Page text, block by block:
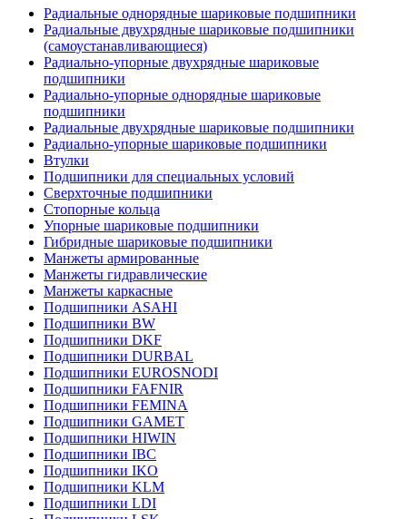
Радиальные однорядные шариковые подшипники
Радиальные двухрядные шариковые подшипники
(самоустанавливающиеся)
Радиально-упорные двухрядные шариковые
подшипники
Радиально-упорные однорядные шариковые
подшипники
Радиальные двухрядные шариковые подшипники
Радиально-упорные шариковые подшипники
Втулки
Подшипники для специальных условий
Сверхточные подшипники
Стопорные кольца
Упорные шариковые подшипники
Гибридные шариковые подшипники
Манжеты армированные
Манжеты гидравлические
Манжеты каркасные
Подшипники ASAHI
Подшипники BW
Подшипники DKF
Подшипники DURBAL
Подшипники EUROSNODI
Подшипники FAFNIR
Подшипники FEMINA
Подшипники GAMET
Подшипники HIWIN
Подшипники IBC
Подшипники IKO
Подшипники KLM
Подшипники LDI